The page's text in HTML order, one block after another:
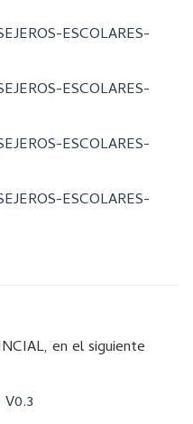
ESCOLARES-
ESCOLARES-
ESCOLARES-
ESCOLARES-
en el siguiente